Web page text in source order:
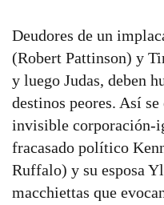
Deudores de un
(Robert Pattinson) y
y luego Judas, deben
destinos peores. Así
invisible corporación-
fracasado político
Ruffalo) y su esposa
macchiettas que